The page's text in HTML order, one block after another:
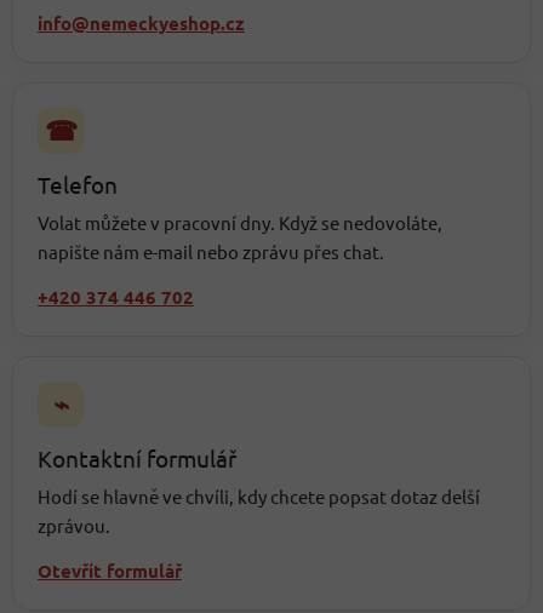
info@nemeckyeshop.cz
☎
Telefon
Volat můžete v pracovní dny. Když se nedovoláte,
napište nám e-mail nebo zprávu přes chat.
+420 374 446 702
⌁
Kontaktní formulář
Hodí se hlavně ve chvíli, kdy chcete popsat dotaz delší
zprávou.
Otevřít formulář